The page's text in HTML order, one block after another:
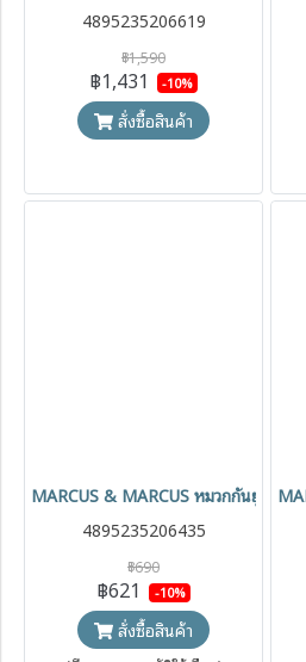
4895235206619
฿1,590
฿1,431 -10%
สั่งซื้อสินค้า
MARCUS & MARCUS หมวกกันยูวีมีกั
4895235206435
฿690
฿621 -10%
สั่งซื้อสินค้า